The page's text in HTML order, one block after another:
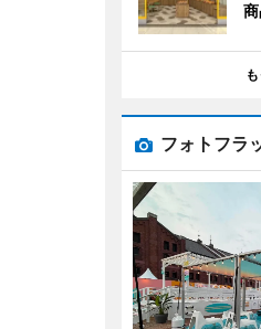
フォトフラ